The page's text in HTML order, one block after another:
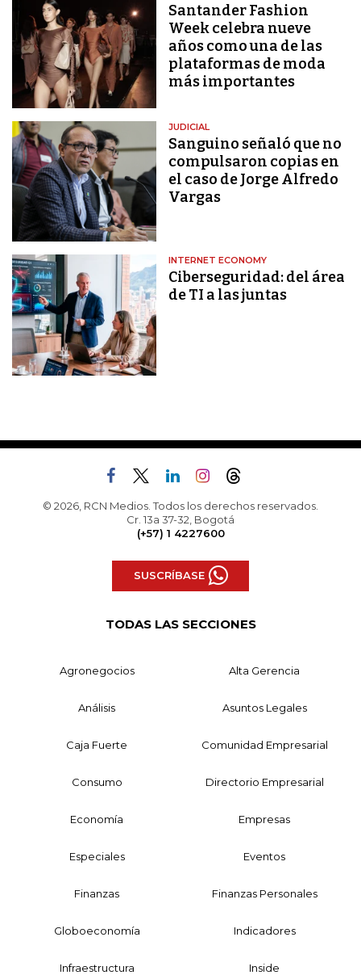
Santander Fashion
Week celebra nueve
años como una de las
plataformas de moda
más importantes
JUDICIAL
Sanguino señaló que no
compulsaron copias en
el caso de Jorge Alfredo
Vargas
INTERNET ECONOMY
Ciberseguridad: del área
de TI a las juntas
© 2026, RCN Medios. Todos los derechos reservados.
Cr. 13a 37-32, Bogotá
(+57) 1 4227600
SUSCRÍBASE
TODAS LAS SECCIONES
Agronegocios Alta Gerencia
Análisis Asuntos Legales
Caja Fuerte Comunidad Empresarial
Consumo Directorio Empresarial
Economía Empresas
Especiales Eventos
Finanzas Finanzas Personales
Globoeconomía Indicadores
Infraestructura Inside